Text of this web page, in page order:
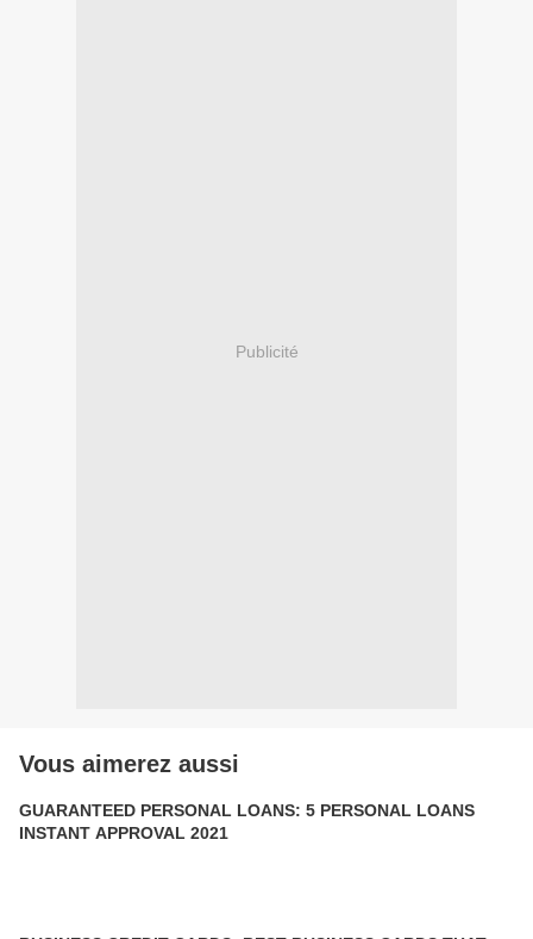
Publicité
Vous aimerez aussi
GUARANTEED PERSONAL LOANS: 5 PERSONAL LOANS
INSTANT APPROVAL 2021